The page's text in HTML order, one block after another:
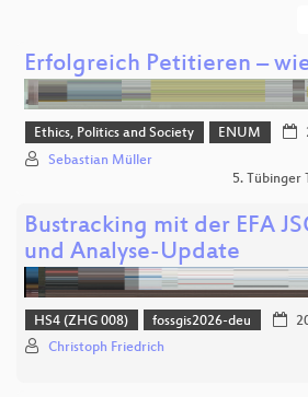
Erfolgreich Petitieren –
Ethics, Politics and Society ENUM
Sebastian Müller
5. Tübinger
Bustracking mit der EFA
und Analyse-Update
HS4 (ZHG 008) fossgis2026-deu
Christoph Friedrich